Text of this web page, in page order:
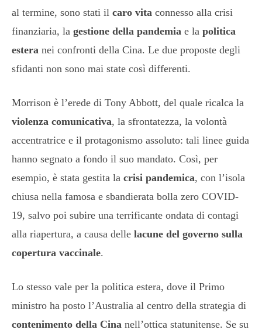
al termine, sono stati il caro vita connesso alla crisi
finanziaria, la gestione della pandemia e la politica
estera nei confronti della Cina. Le due proposte degli
sfidanti non sono mai state così differenti.
Morrison è l’erede di Tony Abbott, del quale ricalca la
violenza comunicativa, la sfrontatezza, la volontà
accentratrice e il protagonismo assoluto: tali linee guida
hanno segnato a fondo il suo mandato. Così, per
esempio, è stata gestita la crisi pandemica, con l’isola
chiusa nella famosa e sbandierata bolla zero COVID-
19, salvo poi subire una terrificante ondata di contagi
alla riapertura, a causa delle lacune del governo sulla
copertura vaccinale.
Lo stesso vale per la politica estera, dove il Primo
ministro ha posto l’Australia al centro della strategia di
contenimento della Cina nell’ottica statunitense. Se su